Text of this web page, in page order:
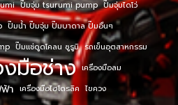
ปั๊มจุ่ม tsurumi pump ปั๊มจุ่มไดโว่
ปั๊มน้ำ ปั๊มจุ่ม ปั๊มบาดาล ปั๊มอื่นๆ
ปั๊มแช่ดูดโคลน ซูรูมิ รถเข็นอุตสาหกรรม
งมือช่าง เครื่องมือลม
า เครื่องมือไฮโดรลิค ไขควง